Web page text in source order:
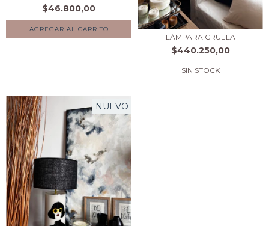
$46.800,00
AGREGAR AL CARRITO
LÁMPARA CRUELA
$440.250,00
SIN STOCK
NUEVO